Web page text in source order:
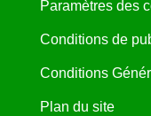
Paramètres des
Conditions de
Conditions
Plan du site